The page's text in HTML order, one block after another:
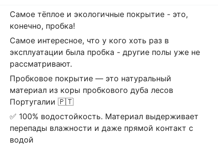
Самое тёплое и экологичные покрытие - это,
конечно, пробка!
Самое интересное, что у кого хоть раз в
эксплуатации была пробка - другие полы уже не
рассматривают.
Пробковое покрытие — это натуральный
материал из коры пробкового дуба лесов
Португалии 🇵🇹
✅ 100% водостойкость. Материал выдерживает
перепады влажности и даже прямой контакт с
водой